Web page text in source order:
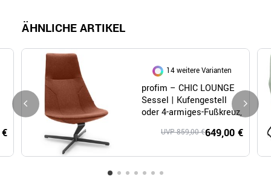
ÄHNLICHE ARTIKEL
14 weitere Varianten
profim – CHIC LOUNGE
Sessel | Kufengestell
oder 4-armiges-Fußkreuz,
649,00 €
UVP 859,00 €